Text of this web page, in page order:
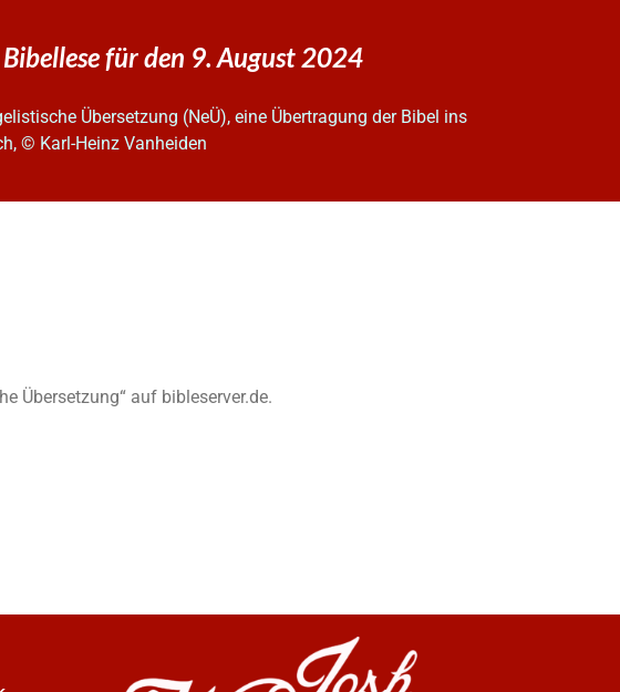
Bibellese für den 9. August 2024
Übersetzung (NeÜ), eine Übertragung der Bibel ins
© Karl-Heinz Vanheiden
Übersetzung“ auf bibleserver.de.